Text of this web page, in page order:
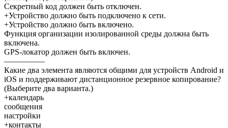
Секретный код должен быть отключен.
+Устройство должно быть подключено к сети.
+Устройство должно быть включено.
Функция организации изолированной среды должна быть
включена.
GPS-локатор должен быть включен.
—————
Какие два элемента являются общими для устройств Android и
iOS и поддерживают дистанционное резервное копирование?
(Выберите два варианта.)
+календарь
сообщения
настройки
+контакты